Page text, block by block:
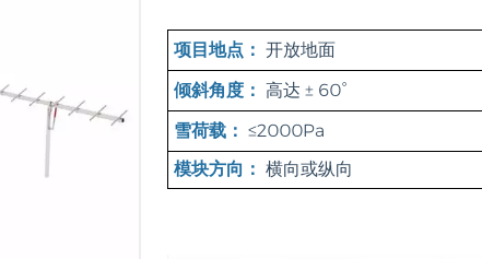
项目地点： 开放地面
倾斜角度： 高达 ± 60°
雪荷载： ≤2000Pa
模块方向： 横向或纵向